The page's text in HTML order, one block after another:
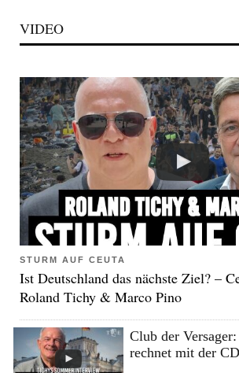
VIDEO
STURM AUF CEUTA
Ist Deutschland das nächste Ziel? –
Roland Tichy & Marco Pino
Club der
rechnet mit der